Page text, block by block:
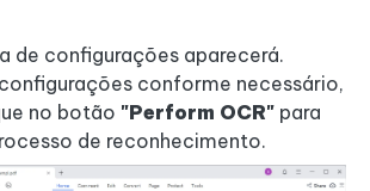
de configurações aparecerá.
conforme necessário,
no botão "Perform OCR" para
de reconhecimento.